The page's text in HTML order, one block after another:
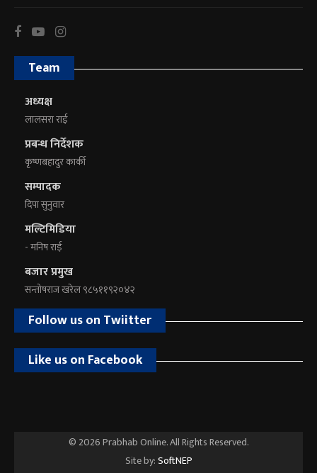
Team
अध्यक्ष
लालसरा राई
प्रबन्ध निर्देशक
कृष्णबहादुर कार्की
सम्पादक
दिपा सुनुवार
मल्टिमिडिया
- मनिष राई
बजार प्रमुख
सन्तोषराज खरेल ९८५११९२०४२
Follow us on Twiitter
Like us on Facebook
© 2026 Prabhab Online. All Rights Reserved.
Site by:SoftNEP